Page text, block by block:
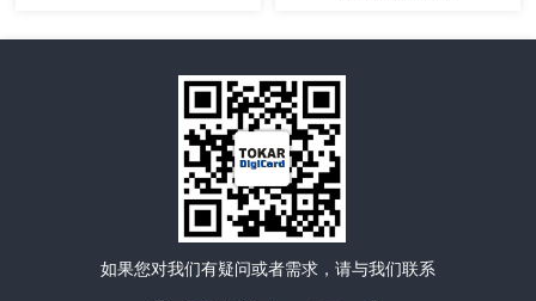
如果您对我们有疑问或者需求，请与我们联系